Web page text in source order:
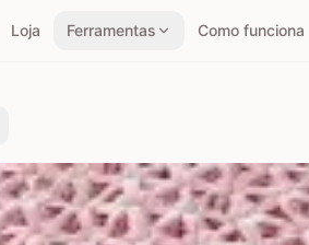
Loja Ferramentas Como funciona